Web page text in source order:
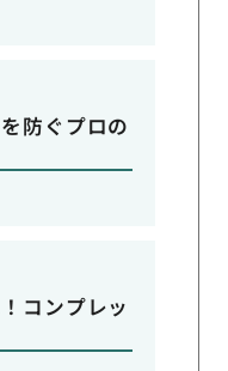
防ぐプロの
コンプレッ